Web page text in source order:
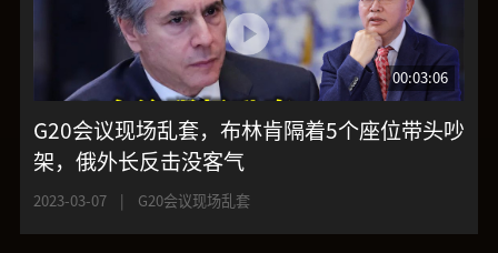
00:03:06
G20会议现场乱套，布林肯隔着5个座位带头吵
架，俄外长反击没客气
2023-03-07 | G20会议现场乱套